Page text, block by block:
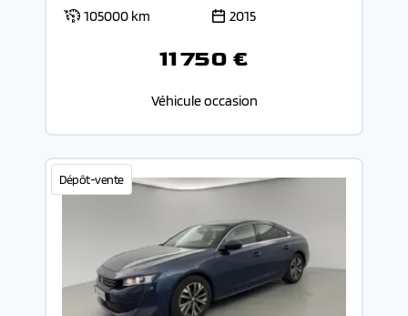
105000 km
2015
11 750 €
Véhicule occasion
Dépôt-vente